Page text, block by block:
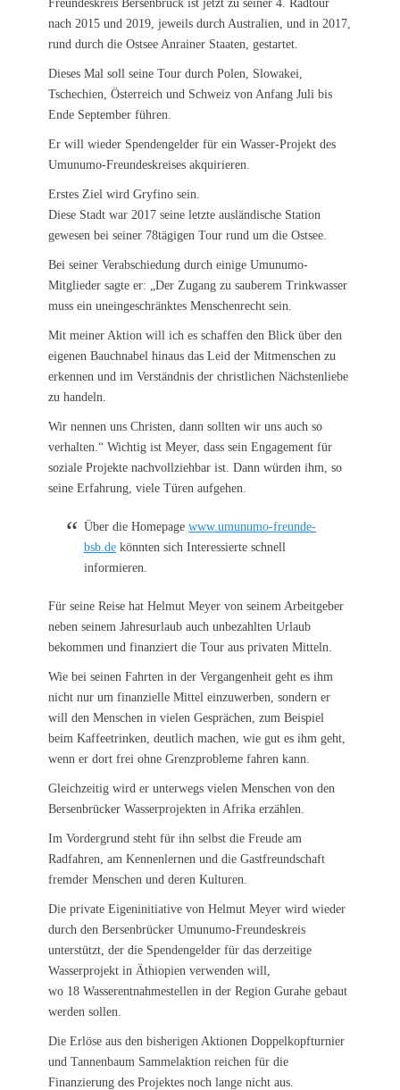
Freundeskreis Bersenbrück ist jetzt zu seiner 4. Radtour
nach 2015 und 2019, jeweils durch Australien, und in 2017,
rund durch die Ostsee Anrainer Staaten, gestartet.
Dieses Mal soll seine Tour durch Polen, Slowakei,
Tschechien, Österreich und Schweiz von Anfang Juli bis
Ende September führen.
Er will wieder Spendengelder für ein Wasser-Projekt des
Umunumo-Freundeskreises akquirieren.
Erstes Ziel wird Gryfino sein.
Diese Stadt war 2017 seine letzte ausländische Station
gewesen bei seiner 78tägigen Tour rund um die Ostsee.
Bei seiner Verabschiedung durch einige Umunumo-
Mitglieder sagte er: „Der Zugang zu sauberem Trinkwasser
muss ein uneingeschränktes Menschenrecht sein.
Mit meiner Aktion will ich es schaffen den Blick über den
eigenen Bauchnabel hinaus das Leid der Mitmenschen zu
erkennen und im Verständnis der christlichen Nächstenliebe
zu handeln.
Wir nennen uns Christen, dann sollten wir uns auch so
verhalten.“ Wichtig ist Meyer, dass sein Engagement für
soziale Projekte nachvollziehbar ist. Dann würden ihm, so
seine Erfahrung, viele Türen aufgehen.
Über die Homepage www.umunumo-freunde-
bsb.de könnten sich Interessierte schnell
informieren.
Für seine Reise hat Helmut Meyer von seinem Arbeitgeber
neben seinem Jahresurlaub auch unbezahlten Urlaub
bekommen und finanziert die Tour aus privaten Mitteln.
Wie bei seinen Fahrten in der Vergangenheit geht es ihm
nicht nur um finanzielle Mittel einzuwerben, sondern er
will den Menschen in vielen Gesprächen, zum Beispiel
beim Kaffeetrinken, deutlich machen, wie gut es ihm geht,
wenn er dort frei ohne Grenzprobleme fahren kann.
Gleichzeitig wird er unterwegs vielen Menschen von den
Bersenbrücker Wasserprojekten in Afrika erzählen.
Im Vordergrund steht für ihn selbst die Freude am
Radfahren, am Kennenlernen und die Gastfreundschaft
fremder Menschen und deren Kulturen.
Die private Eigeninitiative von Helmut Meyer wird wieder
durch den Bersenbrücker Umunumo-Freundeskreis
unterstützt, der die Spendengelder für das derzeitige
Wasserprojekt in Äthiopien verwenden will,
wo 18 Wasserentnahmestellen in der Region Gurahe gebaut
werden sollen.
Die Erlöse aus den bisherigen Aktionen Doppelkopfturnier
und Tannenbaum Sammelaktion reichen für die
Finanzierung des Projektes noch lange nicht aus.